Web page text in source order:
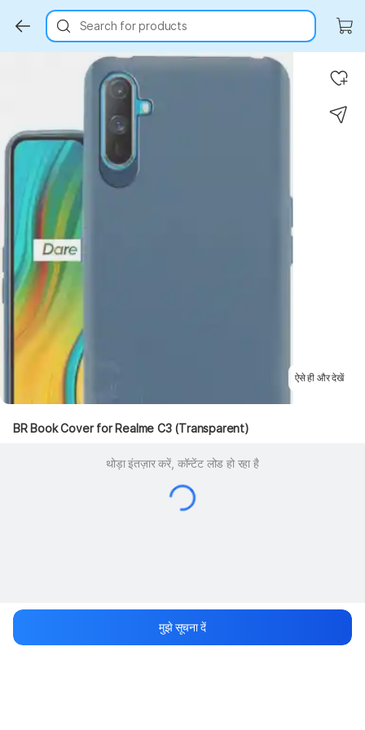
Search for products
ऐसे ही और देखें
BR Book Cover for Realme C3 (Transparent)
थोड़ा इंतज़ार करें, कॉन्टेंट लोड हो रहा है
मुझे सूचना दें